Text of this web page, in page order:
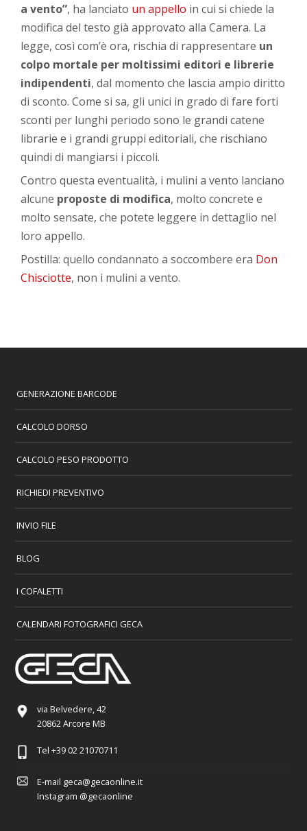
a vento”, ha lanciato un appello in cui si chiede la
modifica del testo già approvato alla Camera. La
legge, così com’è ora, rischia di rappresentare un
colpo mortale per moltissimi editori e librerie
indipendenti, dal momento che lascia ampio diritto
di sconto. Come si sa, gli unici in grado di fare forti
sconti per lunghi periodo sono le grandi catene
librarie e i grandi gruppi editoriali, che rischiano
quindi di mangiarsi i piccoli.
Contro questa eventualità, i mulini a vento lanciano
alcune proposte di modifica, molto concrete e
molto sensate, che potete leggere in dettaglio nel
loro appello.
Postilla: quello condannato a soccombere era Don
Chisciotte, non i mulini a vento.
GENERAZIONE BARCODE
CALCOLO DORSO
CALCOLO PESO PRODOTTO
RICHIEDI PREVENTIVO
INVIO FILE
BLOG
I COFALETTI
CALENDARI FOTOGRAFICI GECA
via Belvedere, 42
20862 Arcore MB
Tel +39 02 21070711
E-mail geca@gecaonline.it
Instagram @gecaonline